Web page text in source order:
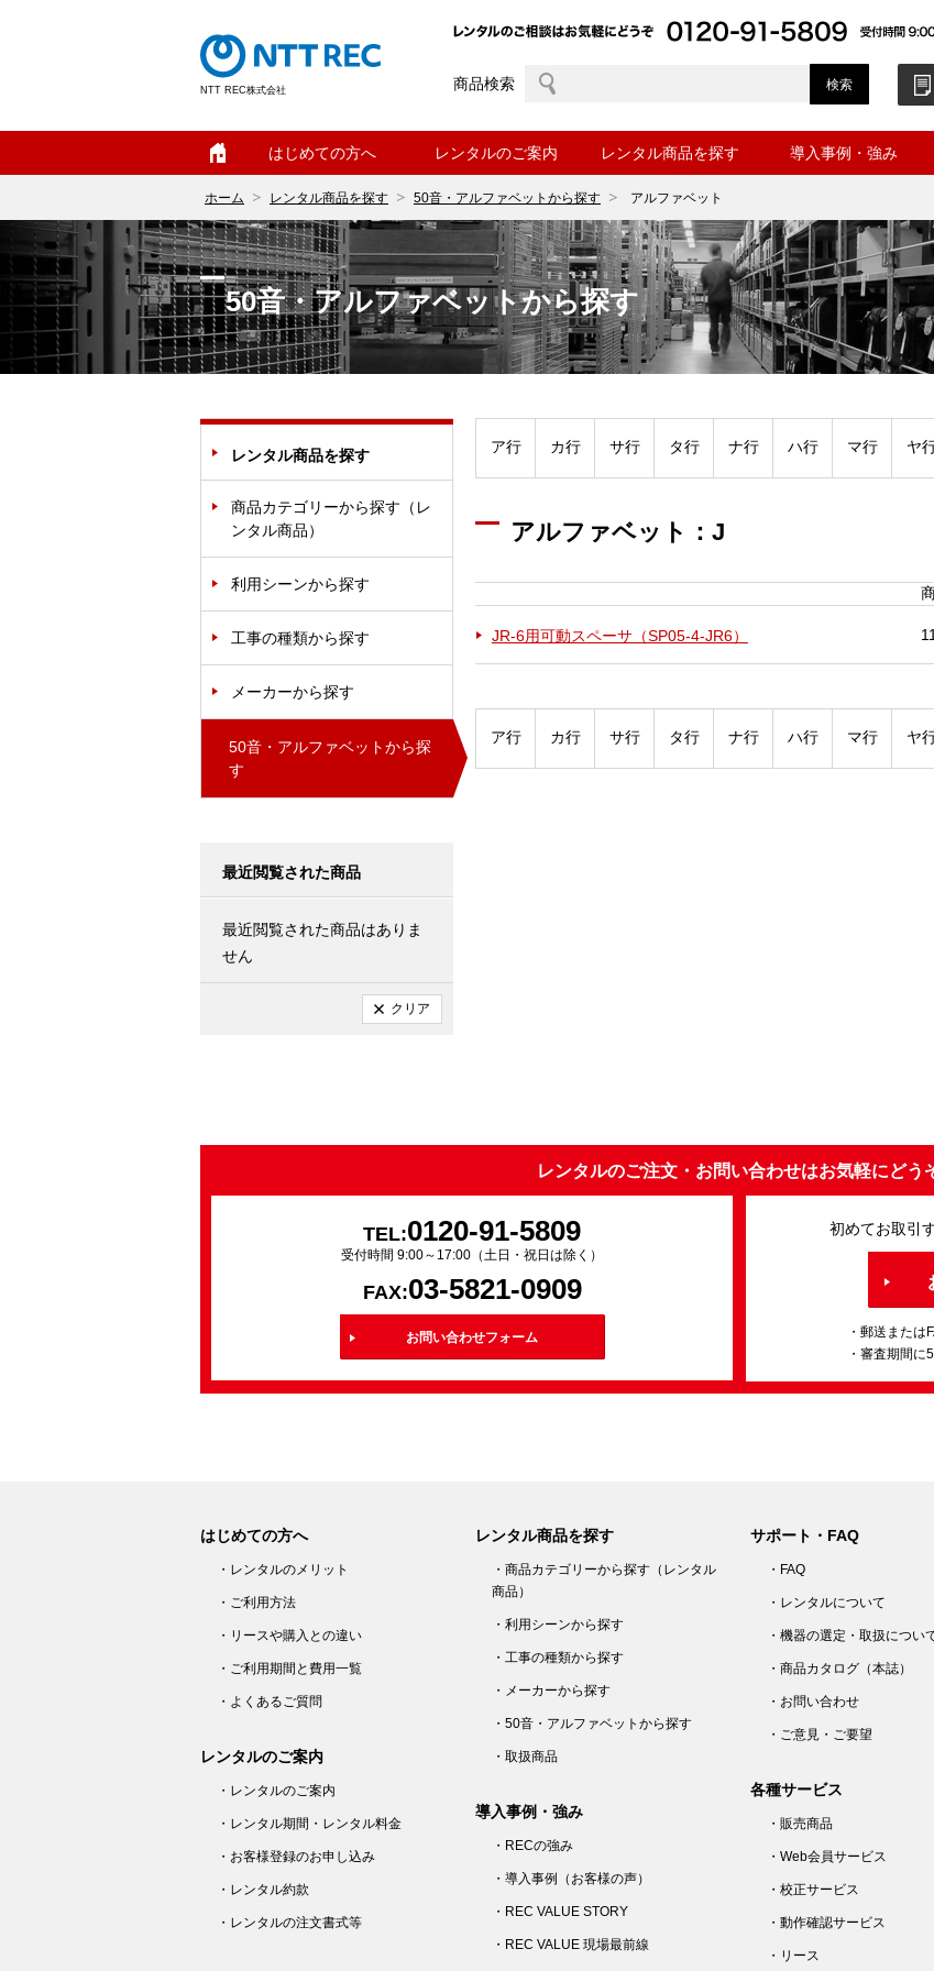
NTT REC株式会社 商品検索
はじめての方へ レンタルのご案内 レンタル商品を探す 導入事例・強み
ホーム レンタル商品を探す 50音・アルファベットから探す アルファベット
50音・アルファベットから探す
レンタル商品を探す
商品カテゴリーから探す（レ
ンタル商品）
利用シーンから探す
工事の種類から探す
メーカーから探す
50音・アルファベットから探
す
最近閲覧された商品
最近閲覧された商品はありま
せん
クリア
ア行 カ行 サ行 タ行 ナ行 ハ行 マ行 ヤ
アルファベット：J
JR-6用可動スペーサ（SP05-4-JR6）
ア行 カ行 サ行 タ行 ナ行 ハ行 マ行 ヤ
レンタルのご注文・お問い合わせはお気軽にどう
TEL:0120-91-5809
受付時間 9:00～17:00（土日・祝日は除く）
FAX:03-5821-0909
お問い合わせフォーム
初めてお取引
・郵送または
・審査期間に
はじめての方へ
・レンタルのメリット
・ご利用方法
・リースや購入との違い
・ご利用期間と費用一覧
・よくあるご質問
レンタルのご案内
・レンタルのご案内
・レンタル期間・レンタル料金
・お客様登録のお申し込み
・レンタル約款
・レンタルの注文書式等
レンタル商品を探す
・商品カテゴリーから探す（レンタル
商品）
・利用シーンから探す
・工事の種類から探す
・メーカーから探す
・50音・アルファベットから探す
・取扱商品
導入事例・強み
・RECの強み
・導入事例（お客様の声）
・REC VALUE STORY
・REC VALUE 現場最前線
サポート・FAQ
・FAQ
・レンタルについて
・機器の選定・取扱につい
・商品カタログ（本誌）
・お問い合わせ
・ご意見・ご要望
各種サービス
・販売商品
・Web会員サービス
・校正サービス
・動作確認サービス
・リース